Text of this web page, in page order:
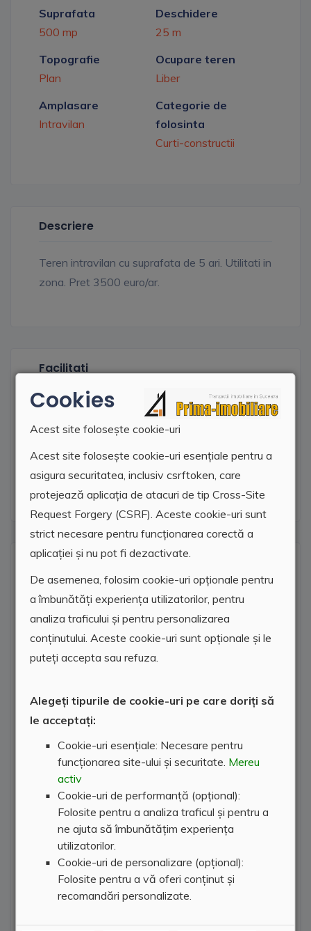
Cookies
Acest site folosește cookie-uri
Acest site folosește cookie-uri esențiale pentru a
asigura securitatea, inclusiv csrftoken, care
protejează aplicația de atacuri de tip Cross-Site
Request Forgery (CSRF). Aceste cookie-uri sunt
strict necesare pentru funcționarea corectă a
aplicației și nu pot fi dezactivate.
De asemenea, folosim cookie-uri opționale pentru
a îmbunătăți experiența utilizatorilor, pentru
analiza traficului și pentru personalizarea
conținutului. Aceste cookie-uri sunt opționale și le
puteți accepta sau refuza.
Alegeți tipurile de cookie-uri pe care doriți să
le acceptați:
Cookie-uri esențiale: Necesare pentru
funcționarea site-ului și securitate. Mereu
activ
Cookie-uri de performanță (opțional):
Folosite pentru a analiza traficul și pentru a
ne ajuta să îmbunătățim experiența
utilizatorilor.
Cookie-uri de personalizare (opțional):
Folosite pentru a vă oferi conținut și
recomandări personalizate.
Suprafata
500 mp
Deschidere
25 m
Topografie
Plan
Ocupare teren
Liber
Amplasare
Intravilan
Categorie de
folosinta
Curti-constructii
Descriere
Teren intravilan cu suprafata de 5 ari. Utilitati in
zona. Pret 3500 euro/ar.
Facilitati
Apa
Canal
Locatie agentie